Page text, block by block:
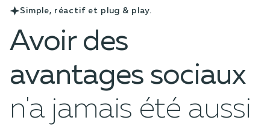
Simple, réactif et plug & play.
Avoir des
avantages sociaux
n'a jamais été aussi